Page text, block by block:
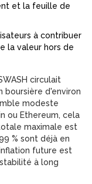
et la feuille de
à contribuer
la valeur hors de
circulait
boursière d'environ
modeste
ou Ethereum, cela
maximale est
% sont déjà en
future est
à long